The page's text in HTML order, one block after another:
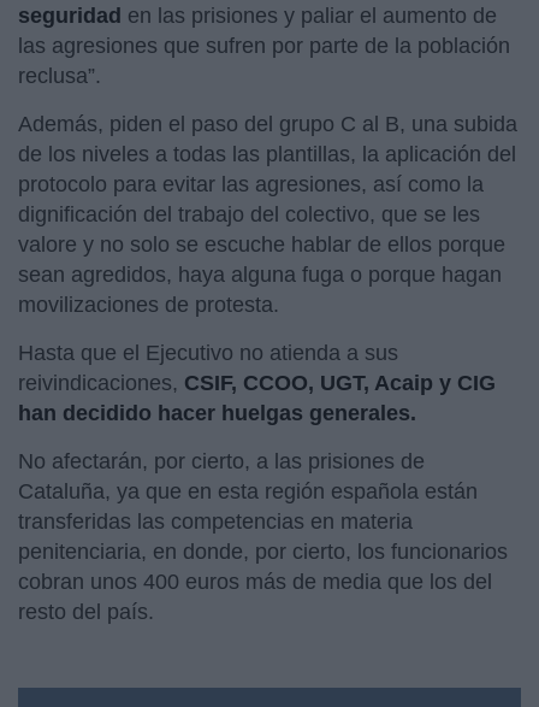
seguridad en las prisiones y paliar el aumento de
las agresiones que sufren por parte de la población
reclusa”.
Además, piden el paso del grupo C al B, una subida
de los niveles a todas las plantillas, la aplicación del
protocolo para evitar las agresiones, así como la
dignificación del trabajo del colectivo, que se les
valore y no solo se escuche hablar de ellos porque
sean agredidos, haya alguna fuga o porque hagan
movilizaciones de protesta.
Hasta que el Ejecutivo no atienda a sus
reivindicaciones, CSIF, CCOO, UGT, Acaip y CIG
han decidido hacer huelgas generales.
No afectarán, por cierto, a las prisiones de
Cataluña, ya que en esta región española están
transferidas las competencias en materia
penitenciaria, en donde, por cierto, los funcionarios
cobran unos 400 euros más de media que los del
resto del país.